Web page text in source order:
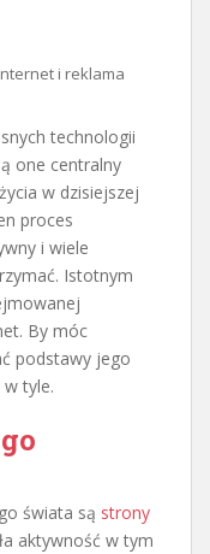
i reklama
technologii
one centralny
w dzisiejszej
proces
i wiele
Istotnym
By móc
podstawy jego
tyle.
świata są strony
aktywność w tym